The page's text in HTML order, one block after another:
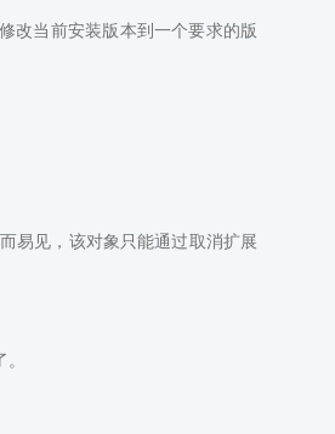
改当前安装版本到一个要求的版
易见，该对象只能通过取消扩展